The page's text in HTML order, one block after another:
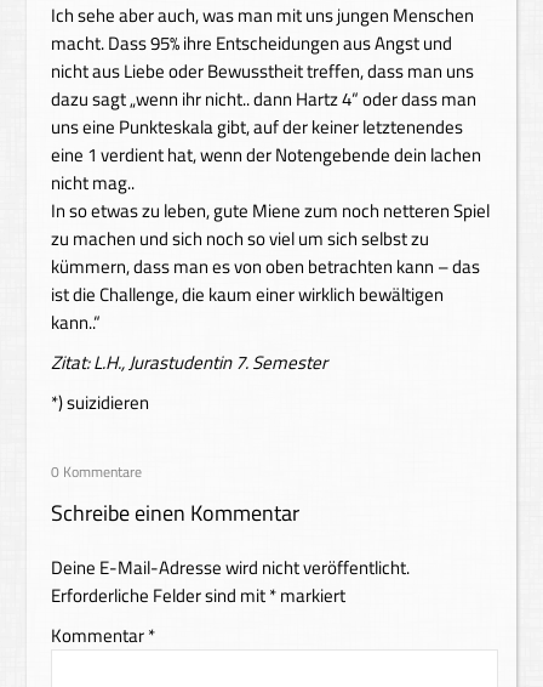
Ich sehe aber auch, was man mit uns jungen Menschen
macht. Dass 95% ihre Entscheidungen aus Angst und
nicht aus Liebe oder Bewusstheit treffen, dass man uns
dazu sagt „wenn ihr nicht.. dann Hartz 4“ oder dass man
uns eine Punkteskala gibt, auf der keiner letztenendes
eine 1 verdient hat, wenn der Notengebende dein lachen
nicht mag..
In so etwas zu leben, gute Miene zum noch netteren Spiel
zu machen und sich noch so viel um sich selbst zu
kümmern, dass man es von oben betrachten kann – das
ist die Challenge, die kaum einer wirklich bewältigen
kann..“
Zitat: L.H., Jurastudentin 7. Semester
*) suizidieren
0 Kommentare
Schreibe einen Kommentar
Deine E-Mail-Adresse wird nicht veröffentlicht.
Erforderliche Felder sind mit*markiert
Kommentar*